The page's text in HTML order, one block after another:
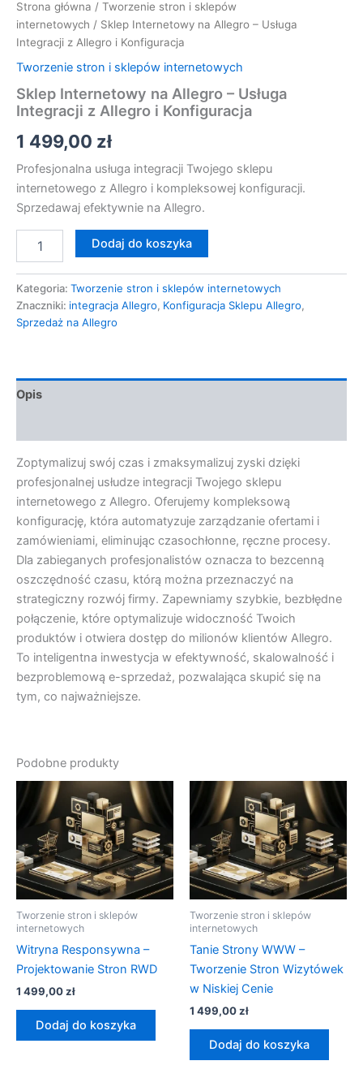
Strona główna / Tworzenie stron i sklepów
internetowych / Sklep Internetowy na Allegro – Usługa
Integracji z Allegro i Konfiguracja
Tworzenie stron i sklepów internetowych
Sklep Internetowy na Allegro – Usługa
Integracji z Allegro i Konfiguracja
1 499,00 zł
Profesjonalna usługa integracji Twojego sklepu
internetowego z Allegro i kompleksowej konfiguracji.
Sprzedawaj efektywnie na Allegro.
Dodaj do koszyka
Kategoria: Tworzenie stron i sklepów internetowych
Znaczniki: integracja Allegro, Konfiguracja Sklepu Allegro,
Sprzedaż na Allegro
Opis
Zoptymalizuj swój czas i zmaksymalizuj zyski dzięki
profesjonalnej usłudze integracji Twojego sklepu
internetowego z Allegro. Oferujemy kompleksową
konfigurację, która automatyzuje zarządzanie ofertami i
zamówieniami, eliminując czasochłonne, ręczne procesy.
Dla zabieganych profesjonalistów oznacza to bezcenną
oszczędność czasu, którą można przeznaczyć na
strategiczny rozwój firmy. Zapewniamy szybkie, bezbłędne
połączenie, które optymalizuje widoczność Twoich
produktów i otwiera dostęp do milionów klientów Allegro.
To inteligentna inwestycja w efektywność, skalowalność i
bezproblemową e-sprzedaż, pozwalająca skupić się na
tym, co najważniejsze.
Podobne produkty
Tworzenie stron i sklepów
internetowych
Witryna Responsywna –
Projektowanie Stron RWD
1 499,00zł
Dodaj do koszyka
Tworzenie stron i sklepów
internetowych
Tanie Strony WWW –
Tworzenie Stron Wizytówek
w Niskiej Cenie
1 499,00zł
Dodaj do koszyka